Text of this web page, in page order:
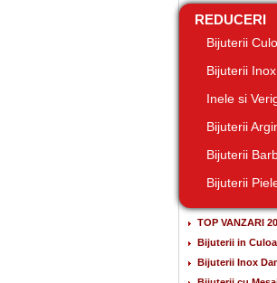
REDUCERI
Bijuterii
Bijuterii
Inele si
Bijuterii
Bijuterii
Bijuterii
TOP VANZARI
Bijuterii in
Bijuterii Inox